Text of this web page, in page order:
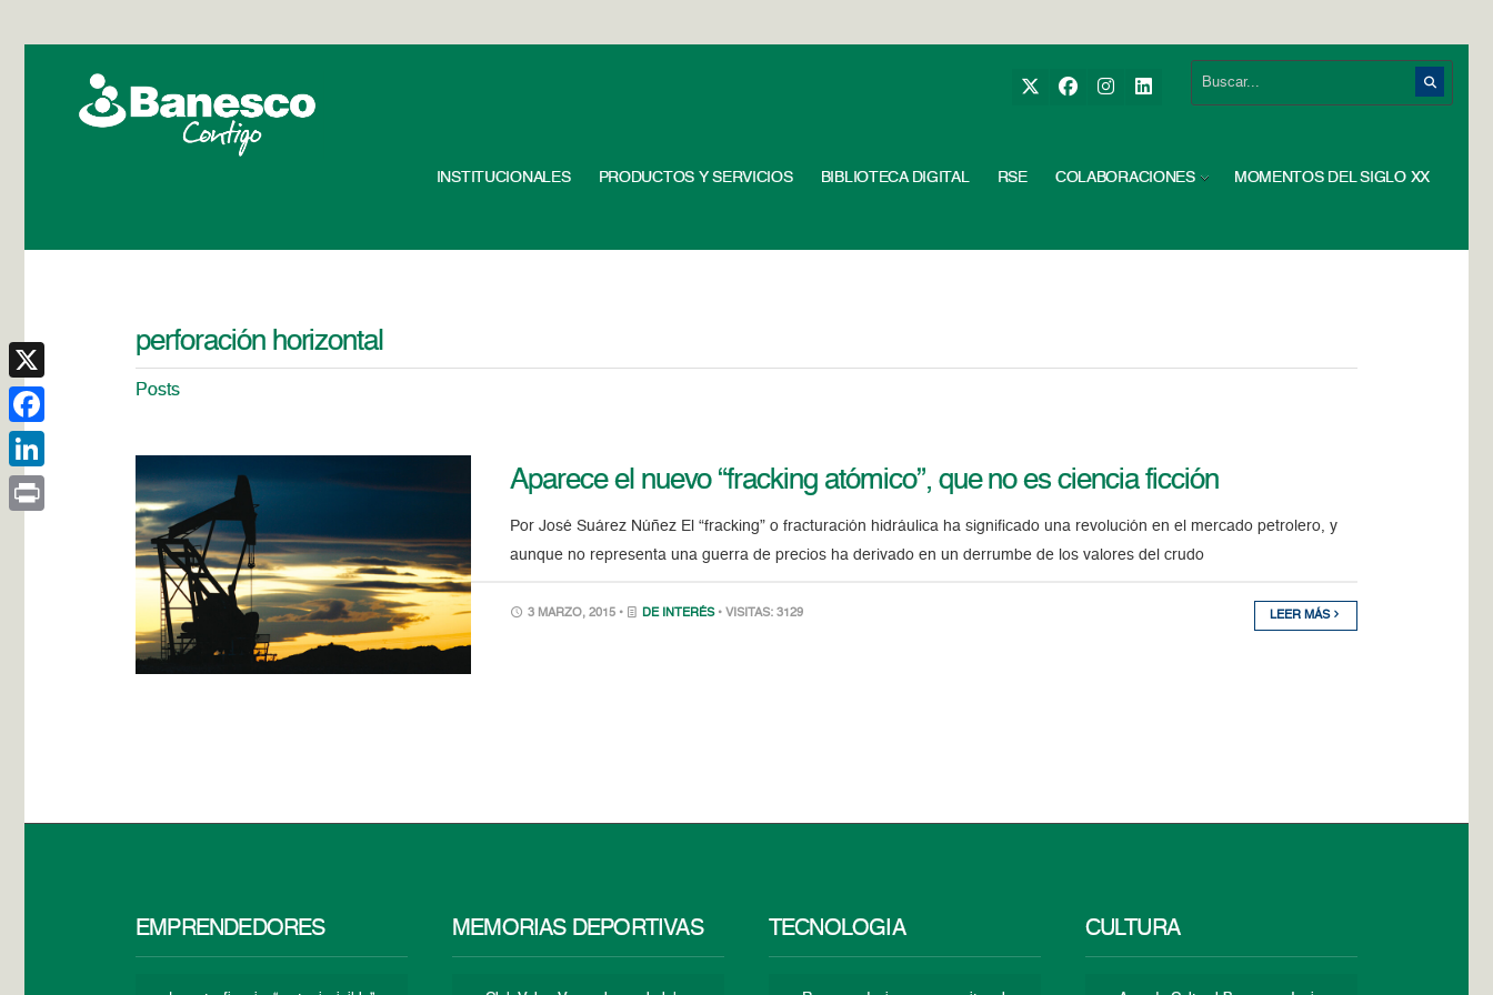
INSTITUCIONALES PRODUCTOS Y SERVICIOS BIBLIOTECA DIGITAL RSE COLABORACIONES MOMENTOS DEL SIGLO XX
perforación horizontal
Posts
Aparece el nuevo “fracking atómico”, que no es ciencia ficción
Por José Suárez Núñez El “fracking” o fracturación hidráulica ha significado una revolución en el mercado petrolero, y
aunque no representa una guerra de precios ha derivado en un derrumbe de los valores del crudo
3 MARZO, 2015 • DE INTERÉS • VISITAS: 3129 LEER MÁS
EMPRENDEDORES MEMORIAS DEPORTIVAS TECNOLOGÍA CULTURA
X
Facebook
LinkedIn